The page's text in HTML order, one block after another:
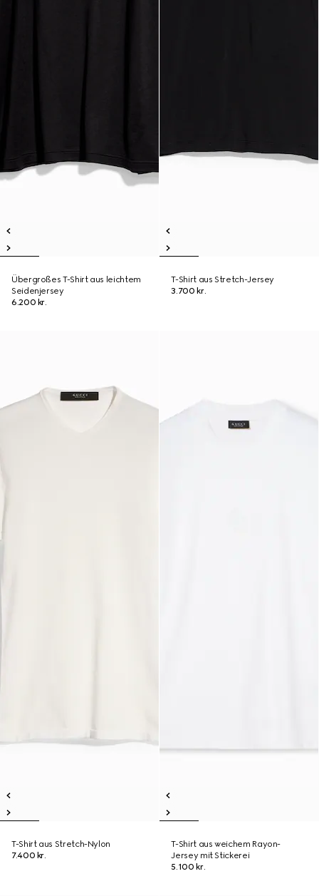
Übergroßes T-Shirt aus leichtem
Seidenjersey
6.200 kr.
T-Shirt aus Stretch-Jersey
3.700 kr.
T-Shirt aus Stretch-Nylon
7.400 kr.
T-Shirt aus weichem Rayon-
Jersey mit Stickerei
5.100 kr.